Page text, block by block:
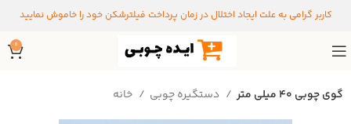
کاربر گرامی به علت ایجاد اختلال در زمان پرداخت فیلترشکن خود را خاموش نمایید
0
خانه دستگیره‌ چوبی گوی چوبی 40 میلی متر